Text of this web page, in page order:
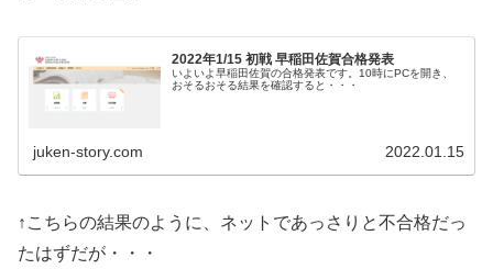
2022年1/15 初戦 早稲田佐賀合格発表
いよいよ早稲田佐賀の合格発表です。10時にPCを開き、
おそるおそる結果を確認すると・・・
juken-story.com 2022.01.15
↑こちらの結果のように、ネットであっさりと不合格だっ
たはずだが・・・